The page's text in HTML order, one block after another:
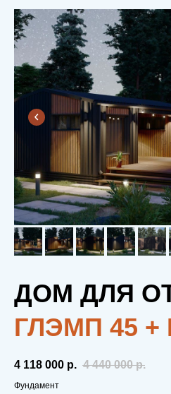
ДОМ ДЛЯ
ГЛЭМП 45 +
4 118 000‬ р. 4 440 000 р.
Фундамент